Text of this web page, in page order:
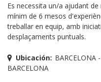
Es necessita un/a ajudant
mínim de 6 mesos
treballar en equip, amb
desplaçaments puntuals.
Ubicación: BARCELONA
BARCELONA